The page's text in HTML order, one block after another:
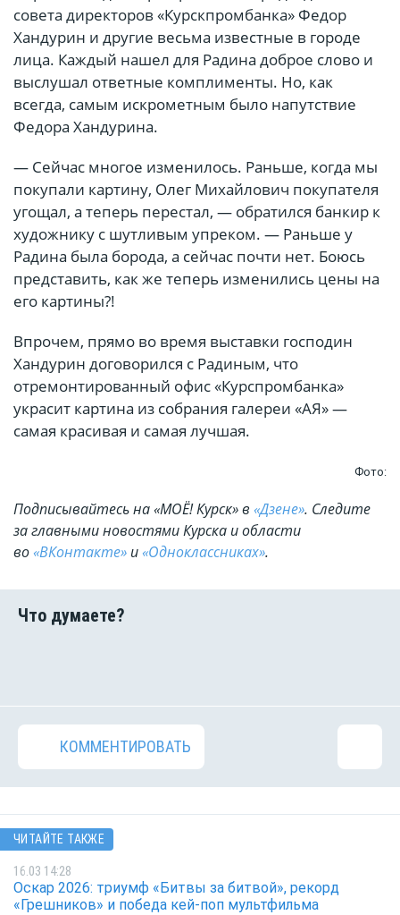
совета директоров «Курскпромбанка» Федор
Хандурин и другие весьма известные в городе
лица. Каждый нашел для Радина доброе слово и
выслушал ответные комплименты. Но, как
всегда, самым искрометным было напутствие
Федора Хандурина.
— Сейчас многое изменилось. Раньше, когда мы
покупали картину, Олег Михайлович покупателя
угощал, а теперь перестал, — обратился банкир к
художнику с шутливым упреком. — Раньше у
Радина была борода, а сейчас почти нет. Боюсь
представить, как же теперь изменились цены на
его картины?!
Впрочем, прямо во время выставки господин
Хандурин договорился с Радиным, что
отремонтированный офис «Курспромбанка»
украсит картина из собрания галереи «АЯ» —
самая красивая и самая лучшая.
Фото:
Подписывайтесь на «МОЁ! Курск» в «Дзене». Cледите
за главными новостями Курска и области
во«ВКонтакте» и«Одноклассниках».
КОММЕНТИРОВАТЬ
ЧИТАЙТЕ ТАКЖЕ
16.03 14:28
Оскар 2026: триумф «Битвы за битвой», рекорд
«Грешников» и победа кей-поп мультфильма